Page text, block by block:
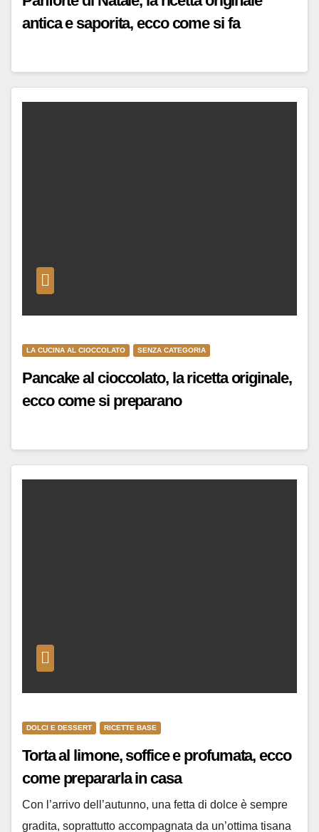
antica e saporita, ecco come si fa
LA CUCINA AL CIOCCOLATO SENZA CATEGORIA
Pancake al cioccolato, la ricetta originale,
ecco come si preparano
DOLCI E DESSERT RICETTE BASE
Torta al limone, soffice e profumata, ecco
come prepararla in casa
Con l’arrivo dell’autunno, una fetta di dolce è sempre
gradita, soprattutto accompagnata da un’ottima tisana